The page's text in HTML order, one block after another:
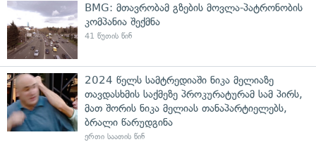
BMG: მთავრობამ გზების მოვლა-პატრონობის
კომპანია შექმნა
41 წუთის წინ
2024 წელს სამტრედიაში ნიკა მელიაზე
თავდასხმის საქმეზე პროკურატურამ სამ პირს,
მათ შორის ნიკა მელიას თანაპარტიელებს,
ბრალი წარუდგინა
ერთი საათის წინ